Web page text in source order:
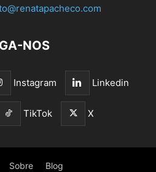
NOS
Instagram Linkedin
TikTok X
Sobre Blog